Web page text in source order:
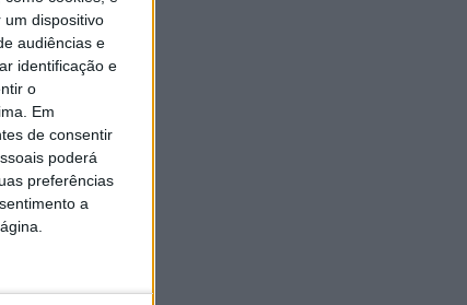
um dispositivo
audiências e
identificação e
o
Em
de consentir
poderá
preferências
a